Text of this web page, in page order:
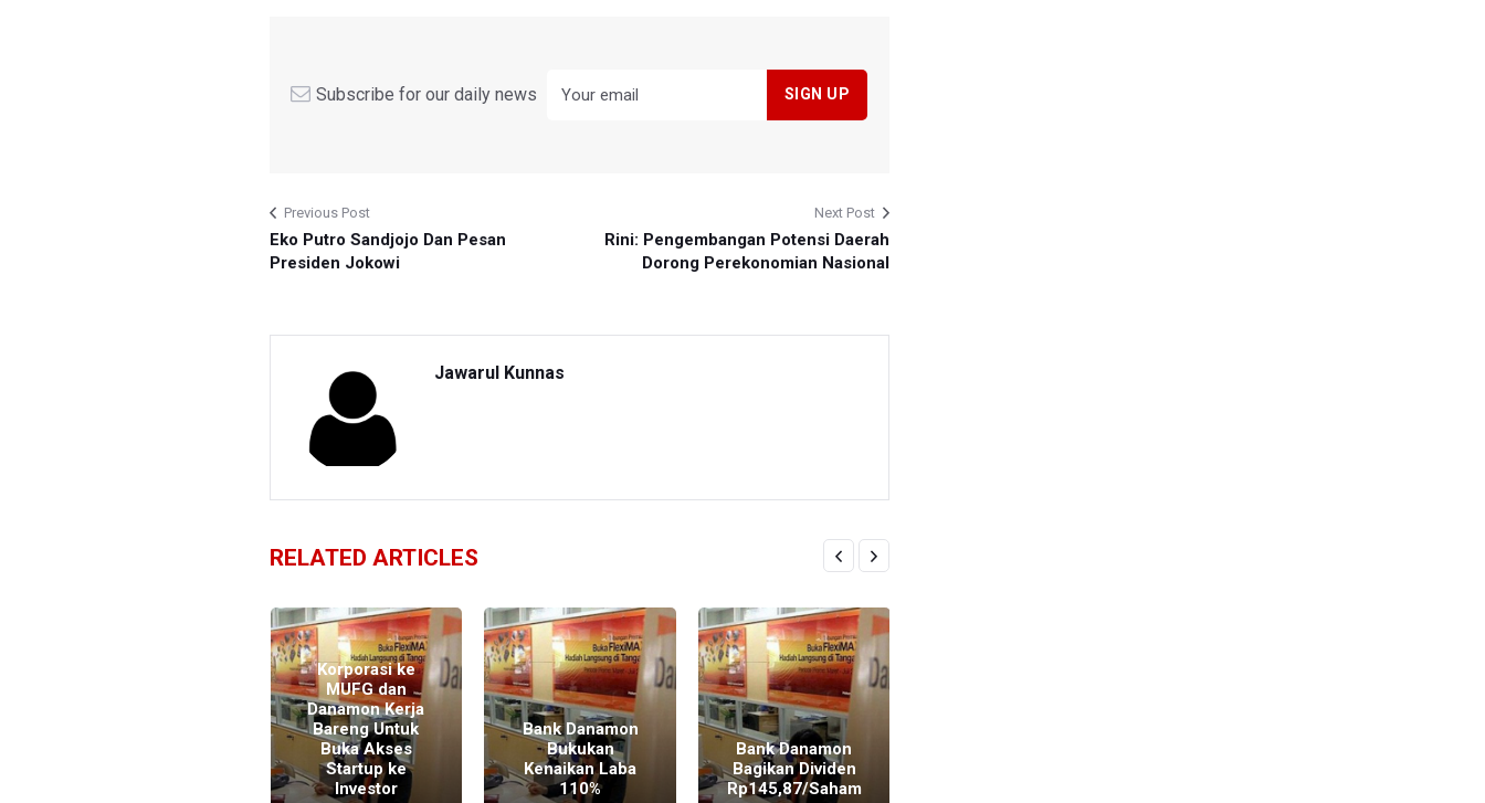
Subscribe for our daily news
Previous Post
Eko Putro Sandjojo Dan Pesan
Presiden Jokowi
Next Post
Rini: Pengembangan Potensi Daerah
Dorong Perekonomian Nasional
Jawarul Kunnas
RELATED ARTICLES
Korporasi ke
MUFG dan
Danamon Kerja
Bareng Untuk
Buka Akses
Startup ke
Investor
Bank Danamon
Bukukan
Kenaikan Laba
110%
Bank Danamon
Bagikan Dividen
Rp145,87/Saham